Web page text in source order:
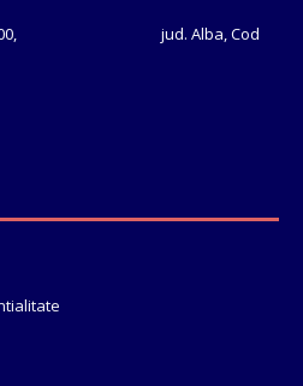
nr. 100, jud. Alba, Cod